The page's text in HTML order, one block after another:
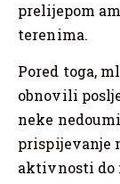
prelijepom
terenima.
Pored toga,
obnovili
neke
prispijevanje
aktivnosti do